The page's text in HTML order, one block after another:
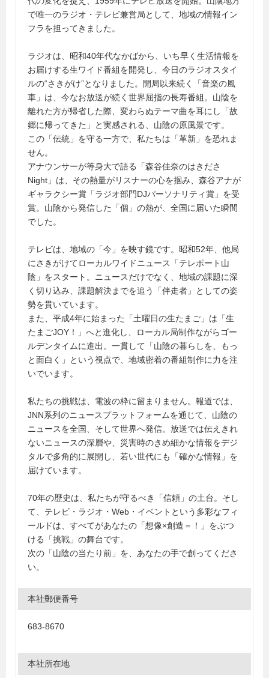
で唯一のラジオ・テレビ兼営局として、地域の情報イン
フラを担ってきました。
ラジオは、昭和40年代なかばから、いち早く生活情報を
お届けする生ワイド番組を開発し、今日のラジオスタイ
ルの“さきがけ”となりました。開局以来続く「音楽の風
車」は、今なお放送が続く世界屈指の長寿番組。山陰を
離れた方が帰省した際、変わらぬテーマ曲を耳にし「故
郷に帰ってきた」と実感される、山陰の原風景です。
この「伝統」を守る一方で、私たちは「革新」を恐れま
せん。
アナウンサーが等身大で語る「森谷佳奈のはきださ
Night」は、その熱量がリスナーの心を掴み、森谷アナが
ギャラクシー賞「ラジオ部門DJパーソナリティ賞」を受
賞。山陰から発信した「個」の熱が、全国に届いた瞬間
でした。
テレビは、地域の「今」を映す鏡です。昭和52年、他局
にさきがけてローカルワイドニュース「テレポート山
陰」をスタート。ニュースだけでなく、地域の課題に深
く切り込み、課題解決までを追う「伴走者」としての姿
勢を貫いています。
また、平成4年に始まった「土曜日の生たまご」は「生
たまごJOY！」へと進化し、ローカル局制作ながらゴー
ルデンタイムに進出。一貫して「山陰の暮らしを、もっ
と面白く」という視点で、地域密着の番組制作に力を注
いでいます。
私たちの挑戦は、電波の枠に留まりません。報道では、
JNN系列のニュースプラットフォームを通じて、山陰の
ニュースを全国、そして世界へ発信。放送では伝えきれ
ないニュースの深層や、災害時のきめ細かな情報をデジ
タルで多角的に展開し、若い世代にも「確かな情報」を
届けています。
70年の歴史は、私たちが守るべき「信頼」の土台。そし
て、テレビ・ラジオ・Web・イベントという多彩なフィ
ールドは、すべてがあなたの「想像×創造＝！」をぶつ
ける「挑戦」の舞台です。
次の「山陰の当たり前」を、あなたの手で創ってくださ
い。
本社郵便番号
683-8670
本社所在地